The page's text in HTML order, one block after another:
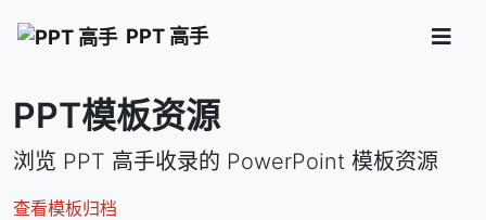
PPT 高手
PPT模板资源
浏览 PPT 高手收录的 PowerPoint 模板资源
查看模板归档